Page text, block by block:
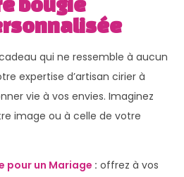
bougie
qui ne ressemble à aucun
expertise d’artisan cirier à
vie à vos envies. Imaginez
image ou à celle de votre
pour un Mariage : offrez à vos